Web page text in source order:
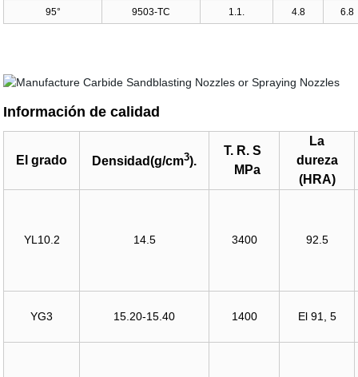
95° 9503-TC 1.1. 4.8 6.8
Información de calidad
El grado Densidad(g/cm3).
T. R. S
MPa
La
dureza
(HRA)
YL10.2 14.5 3400 92.5
YG3 15.20-15.40 1400 El 91, 5